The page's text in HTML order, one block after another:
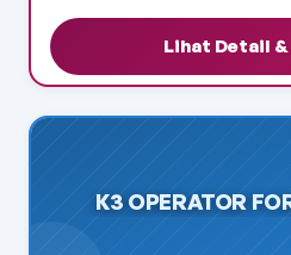
Lihat Detail
K3 OPERATOR